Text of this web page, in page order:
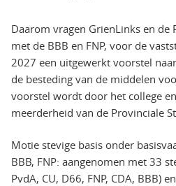
Daarom vragen GrienLinks en de
met de BBB en FNP, voor de
2027 een uitgewerkt voorstel
de besteding van de middelen
voorstel wordt door het college
meerderheid van de Provinciale
Motie stevige basis onder
BBB, FNP: aangenomen met 33
PvdA, CU, D66, FNP, CDA, BBB)